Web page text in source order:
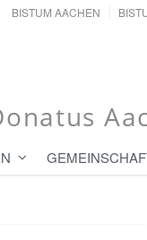
BISTUM AACHEN